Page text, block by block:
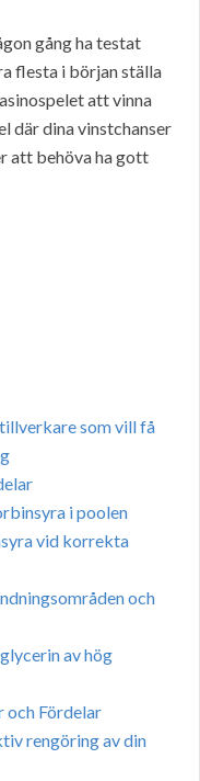
gång ha testat
flesta i början ställa
att vinna
där dina vinstchanser
att behöva ha gott
som vill få
i poolen
vid korrekta
och
av hög
och Fördelar
rengöring av din